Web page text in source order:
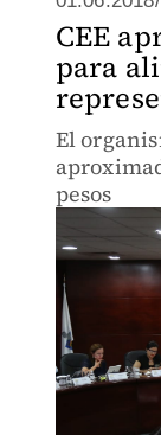
CEE
para
El
pesos